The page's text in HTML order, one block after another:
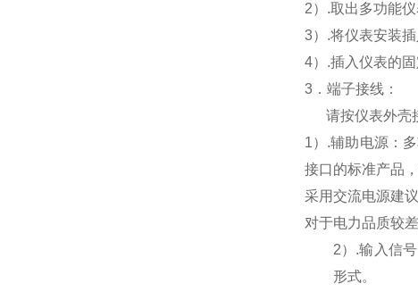
2）.取出多功能
3）.将仪表安装
4）.插入仪表的
3 ．端子接线：
请按仪表外壳
1） .辅助电源：
接口的标准产品
采用交流电源建
对于电力品质较
2） .输入信
形式。